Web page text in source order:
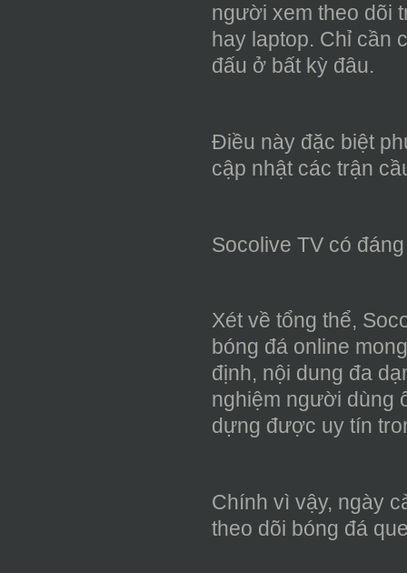
người xem theo dõi
hay laptop. Chỉ cần
đấu ở bất kỳ đâu.
Điều này đặc biệt
cập nhật các trận
Socolive TV có
Xét về tổng thể,
bóng đá online
định, nội dung đa
nghiệm người dùng
dựng được uy tín
Chính vì vậy, ngày
theo dõi bóng đá